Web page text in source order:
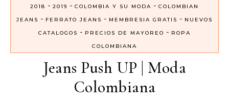
2018 - 2019 - COLOMBIA Y SU MODA - COLOMBIAN
JEANS - FERRATO JEANS - MEMBRESIA GRATIS - NUEVOS
CATALOGOS - PRECIOS DE MAYOREO - ROPA
COLOMBIANA
Jeans Push UP | Moda
Colombiana